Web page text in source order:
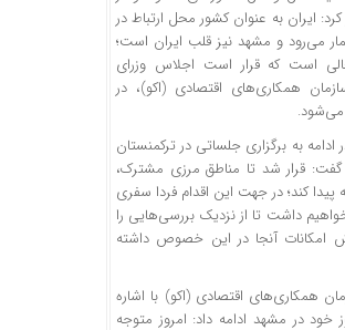
ایران به عنوان کشور محل ارتباط در
می‌رود و مشهد نیز قلب ایران است؛
است که قرار است اجلاس وزرای
همکاری‌های اقتصادی (اکو)، در
می‌شود.
به برگزاری جلساتی در ترکمنستان
گفت: قرار شد تا مناطق مرزی مشترک،
کند؛ در جهت این اقدام فردا سفری
داشت تا از نزدیک بررسی‌هایی را
آنجا در این خصوص داشته
همکاری‌های اقتصادی (اکو) با اشاره
خود در مشهد ادامه داد: امروز متوجه